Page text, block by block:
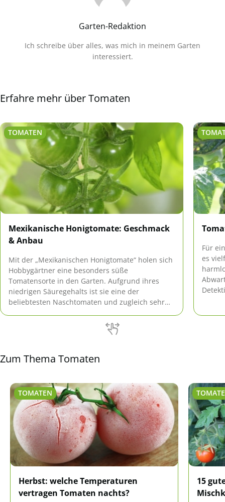
Garten-Redaktion
Ich schreibe über alles, was mich in meinem Garten
interessiert.
Erfahre mehr über Tomaten
TOMATEN
Mexikanische Honigtomate: Geschmack
& Anbau
Mit der „Mexikanischen Honigtomate“ holen sich
Hobbygärtner eine besonders süße
Tomatensorte in den Garten. Aufgrund ihres
niedrigen Säuregehalts ist sie eine der
beliebtesten Naschtomaten und zugleich sehr
Für
es
Zum Thema Tomaten
TOMATEN
Herbst: welche Temperaturen
vertragen Tomaten nachts?
15